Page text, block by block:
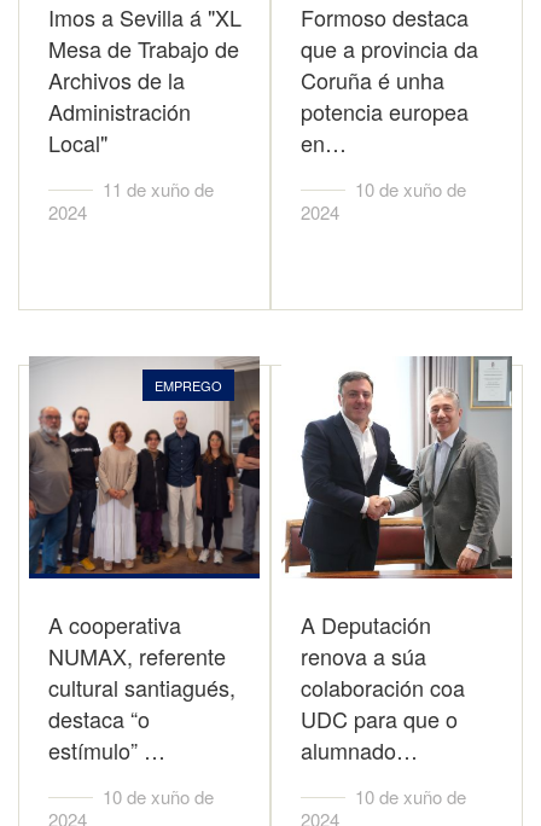
Imos a Sevilla á "XL
Mesa de Trabajo de
Archivos de la
Administración
Local"
11 de xuño de
2024
Formoso destaca
que a provincia da
Coruña é unha
potencia europea
en…
10 de xuño de
2024
EMPREGO
A cooperativa
NUMAX, referente
cultural santiagués,
destaca “o
estímulo” …
10 de xuño de
2024
A Deputación
renova a súa
colaboración coa
UDC para que o
alumnado…
10 de xuño de
2024